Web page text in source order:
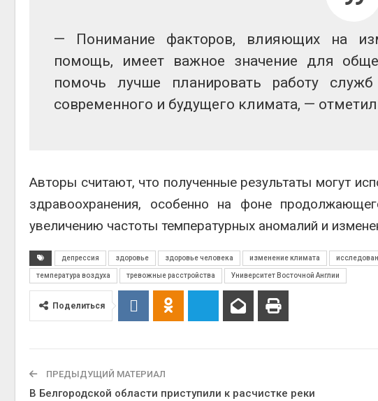
— Понимание факторов, влияющих на
помощь, имеет важное значение для
помочь лучше планировать работу
современного и будущего климата, —
Авторы считают, что полученные результаты могут
здравоохранения, особенно на фоне
увеличению частоты температурных аномалий и
депрессия здоровье здоровье человека изменение климата
температура воздуха тревожные расстройства Университет Восточной Англии
Поделиться
ПРЕДЫДУЩИЙ МАТЕРИАЛ
В Белгородской области приступили к расчистке реки